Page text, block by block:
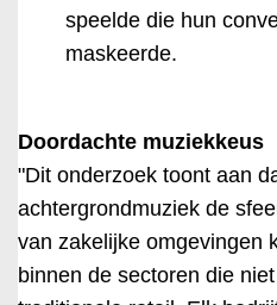
speelde die hun
maskeerde.
Doordachte muziekkeus
"Dit onderzoek toont aan
achtergrondmuziek de
van zakelijke omgevingen
binnen de sectoren die